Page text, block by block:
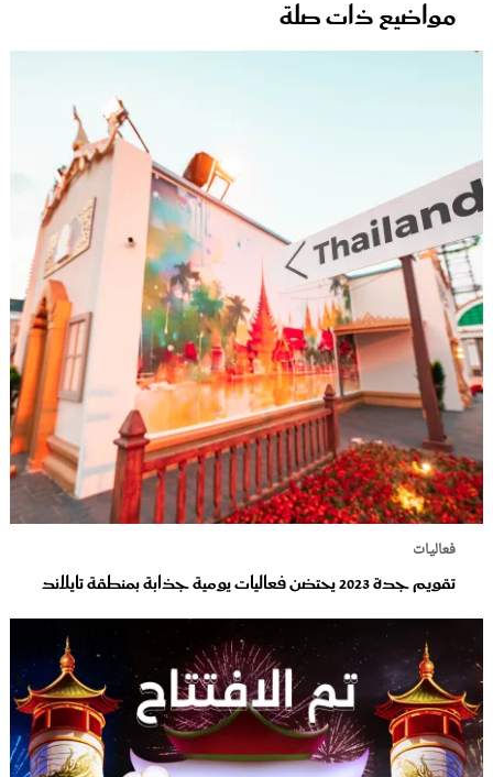
مواضيع ذات صلة
فعاليات
تقويم جدة 2023 يحتضن فعاليات يومية جذابة بمنطقة تايلاند